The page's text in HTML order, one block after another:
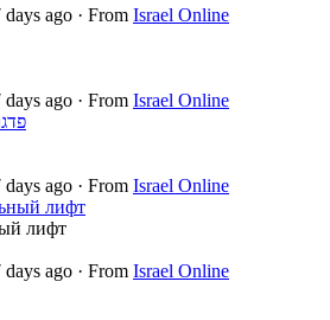
days ago · From Israel Online
days ago · From Israel Online
days ago · From Israel Online
лифт
лифт
days ago · From Israel Online